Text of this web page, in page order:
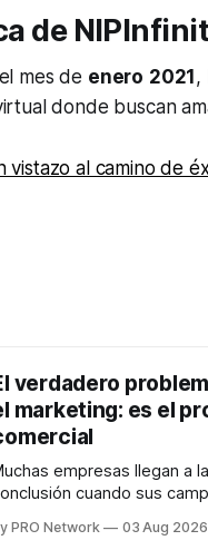
de
mes de enero 2021 ,
donde buscan
vistazo al camino de
verdadero
marketing: es el
empresas llegan a
cuando sus
no funciona". Sin
PRO Network 03 Aug 2026